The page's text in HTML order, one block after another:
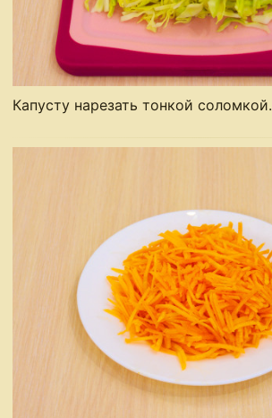
Капусту нарезать тонкой соломкой.